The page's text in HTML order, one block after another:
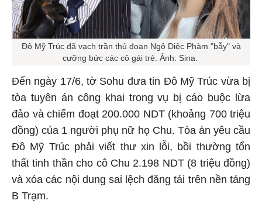
Đô Mỹ Trúc đã vạch trần thủ đoạn Ngô Diệc Phàm "bẫy" và
cưỡng bức các cô gái trẻ. Ảnh: Sina.
Đến ngày 17/6, tờ Sohu đưa tin Đô Mỹ Trúc vừa bị
tòa tuyên án công khai trong vụ bị cáo buộc lừa
đảo và chiếm đoạt 200.000 NDT (khoảng 700 triệu
đồng) của 1 người phụ nữ họ Chu. Tòa án yêu cầu
Đô Mỹ Trúc phải viết thư xin lỗi, bồi thường tổn
thất tinh thần cho cô Chu 2.198 NDT (8 triệu đồng)
và xóa các nội dung sai lệch đăng tải trên nền tảng
B Trạm.